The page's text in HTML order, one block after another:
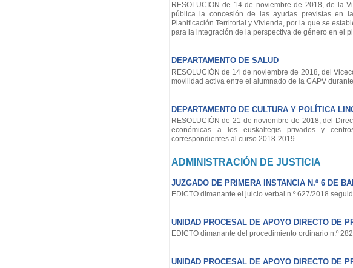
RESOLUCIÓN de 14 de noviembre de 2018, de la
pública la concesión de las ayudas previstas en
Planificación Territorial y Vivienda, por la que se
para la integración de la perspectiva de género en el
DEPARTAMENTO DE SALUD
RESOLUCIÓN de 14 de noviembre de 2018, del
movilidad activa entre el alumnado de la CAPV
DEPARTAMENTO DE CULTURA Y POLÍTICA
RESOLUCIÓN de 21 de noviembre de 2018, del
económicas a los euskaltegis privados y
correspondientes al curso 2018-2019.
ADMINISTRACIÓN DE JUSTICIA
JUZGADO DE PRIMERA INSTANCIA N.º 6 DE
EDICTO dimanante el juicio verbal n.º 627/2018
UNIDAD PROCESAL DE APOYO DIRECTO DE
EDICTO dimanante del procedimiento ordinario n.º
UNIDAD PROCESAL DE APOYO DIRECTO DE